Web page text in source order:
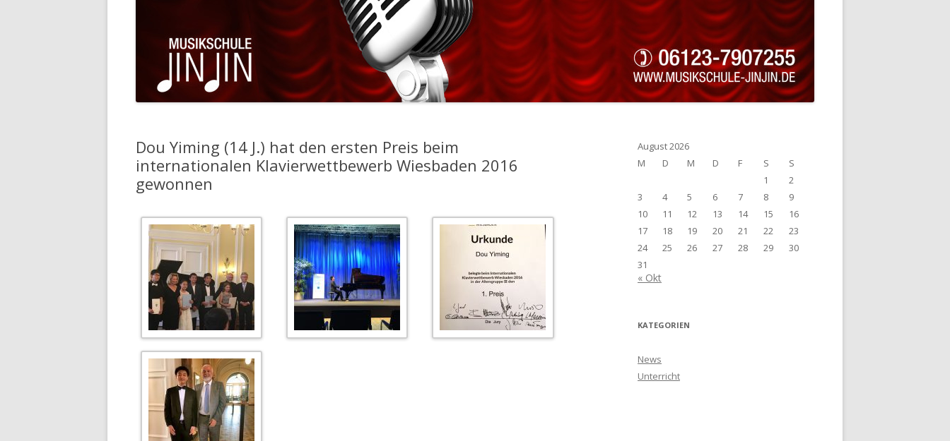
Dou Yiming (14 J.) hat den ersten Preis beim
internationalen Klavierwettbewerb Wiesbaden 2016
gewonnen
August 2026
M
D M D F S
S
1
2
3
4 5 6 7 8
9
10
11 12 13 14 15
16
17
18 19 20 21 22
23
24
25 26 27 28 29
30
31
« Okt
KATEGORIEN
News
Unterricht